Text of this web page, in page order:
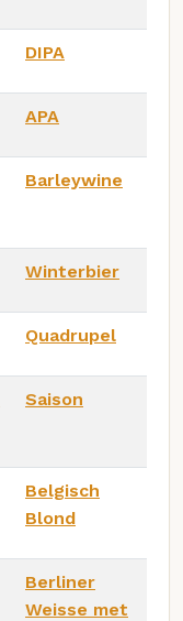
DIPA
APA
Barleywine
Winterbier
Quadrupel
Saison
Belgisch
Blond
Berliner
Weisse met